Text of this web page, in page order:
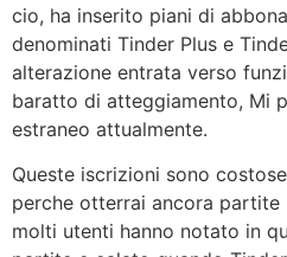
cio, ha inserito piani di
denominati Tinder Plus e
alterazione entrata verso
baratto di atteggiamento, Mi
estraneo attualmente.
Queste iscrizioni sono
perche otterrai ancora
molti utenti hanno notato in